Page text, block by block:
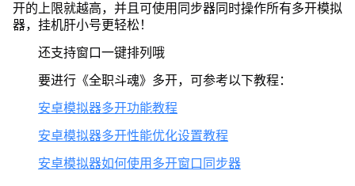
开的上限就越高，并且可使用同步器同时操作所有多开模拟
器，挂机肝小号更轻松！
还支持窗口一键排列哦
要进行《全职斗魂》多开，可参考以下教程：
安卓模拟器多开功能教程
安卓模拟器多开性能优化设置教程
安卓模拟器如何使用多开窗口同步器